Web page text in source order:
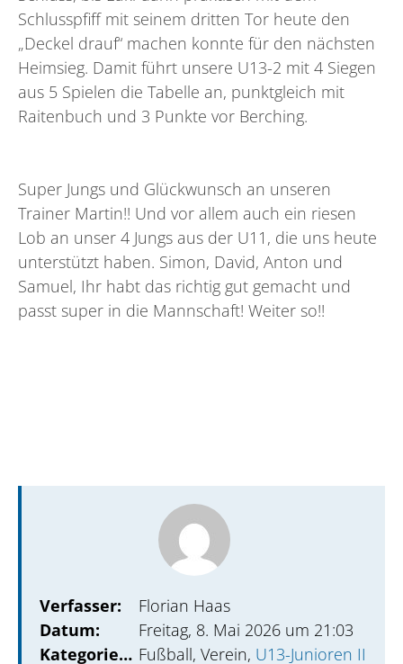
Schlusspfiff mit seinem dritten Tor heute den
„Deckel drauf“ machen konnte für den nächsten
Heimsieg. Damit führt unsere U13-2 mit 4 Siegen
aus 5 Spielen die Tabelle an, punktgleich mit
Raitenbuch und 3 Punkte vor Berching.
Super Jungs und Glückwunsch an unseren
Trainer Martin!! Und vor allem auch ein riesen
Lob an unser 4 Jungs aus der U11, die uns heute
unterstützt haben. Simon, David, Anton und
Samuel, Ihr habt das richtig gut gemacht und
passt super in die Mannschaft! Weiter so!!
Verfasser:
Florian Haas
Datum:
Freitag, 8. Mai 2026 um 21:03
Kategorien: Fußball, Verein, U13-Junioren II